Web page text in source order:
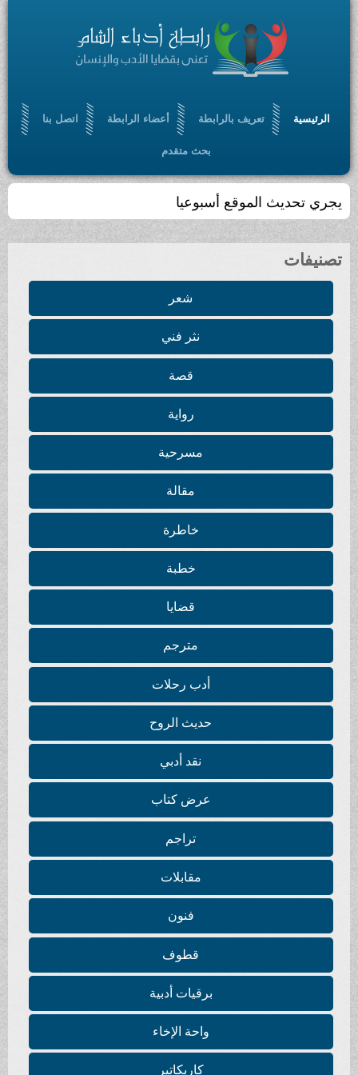
الرئيسية تعريف بالرابطة أعضاء الرابطة اتصل بنا
بحث متقدم
يجري تحديث الموقع أسبوعيا
تصنيفات
شعر
نثر فني
قصة
رواية
مسرحية
مقالة
خاطرة
خطبة
قضايا
مترجم
أدب رحلات
حديث الروح
نقد أدبي
عرض كتاب
تراجم
مقابلات
فنون
قطوف
برقيات أدبية
واحة الإخاء
كاريكاتير